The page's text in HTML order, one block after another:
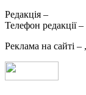
Редакція –
Телефон редакції –
Реклама на сайті – ,